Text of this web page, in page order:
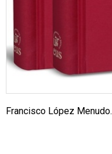
Francisco López